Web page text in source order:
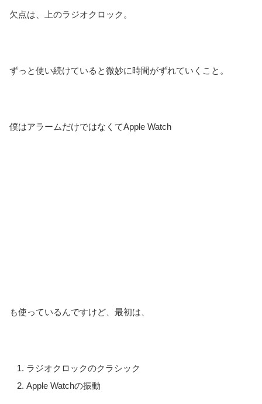
欠点は、上のラジオクロック。
ずっと使い続けていると微妙に時間がずれていくこと。
僕はアラームだけではなくてApple Watch
も使っているんですけど、最初は、
ラジオクロックのクラシック
Apple Watchの振動